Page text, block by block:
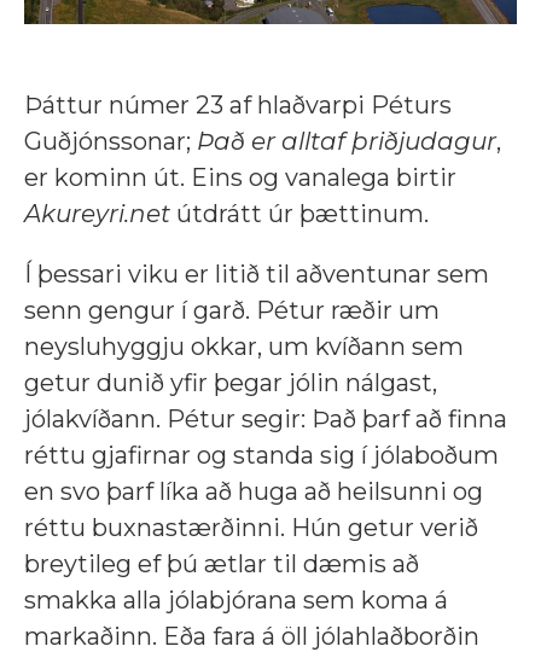
Þáttur númer 23 af hlaðvarpi Péturs
Guðjónssonar; Það er alltaf þriðjudagur,
er kominn út. Eins og vanalega birtir
Akureyri.net útdrátt úr þættinum.
Í þessari viku er litið til aðventunar sem
senn gengur í garð. Pétur ræðir um
neysluhyggju okkar, um kvíðann sem
getur dunið yfir þegar jólin nálgast,
jólakvíðann. Pétur segir: Það þarf að finna
réttu gjafirnar og standa sig í jólaboðum
en svo þarf líka að huga að heilsunni og
réttu buxnastærðinni. Hún getur verið
breytileg ef þú ætlar til dæmis að
smakka alla jólabjórana sem koma á
markaðinn. Eða fara á öll jólahlaðborðin